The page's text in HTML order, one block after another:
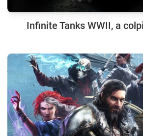
Infinite Tanks WWII, a